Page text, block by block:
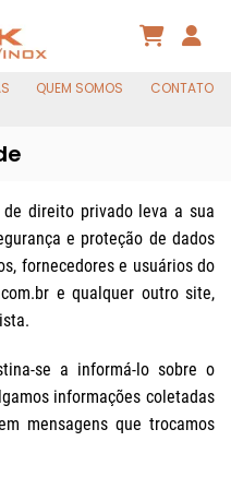
QUEM SOMOS CONTATO
de direito privado leva a sua
e proteção de dados
fornecedores e usuários do
e qualquer outro site,
se a informá-lo sobre o
informações coletadas
mensagens que trocamos